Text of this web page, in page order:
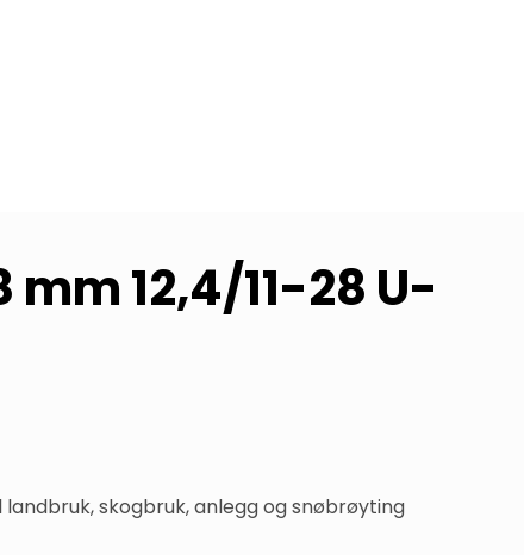
12,4/11-28 U-
skogbruk, anlegg og snøbrøyting